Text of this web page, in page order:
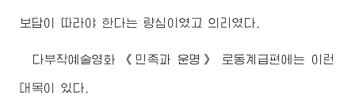
보답이 따라야 한다는 량심이였고 의리였다.
다부작예술영화 《민족과 운명》 로동계급편에는 이런
대목이 있다.